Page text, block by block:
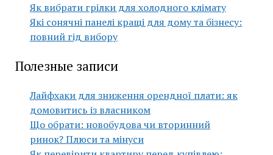
Як вибрати грілки для холодного клімату
Які сонячні панелі кращі для дому та бізнесу:
повний гід вибору
Полезные записи
Лайфхаки для зниження орендної плати: як
домовитись із власником
Що обрати: новобудова чи вторинний
ринок? Плюси та мінуси